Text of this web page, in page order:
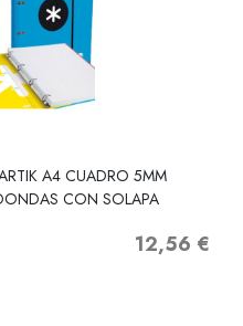
A4 CUADRO 5MM
CON SOLAPA
Precio
12,56 €